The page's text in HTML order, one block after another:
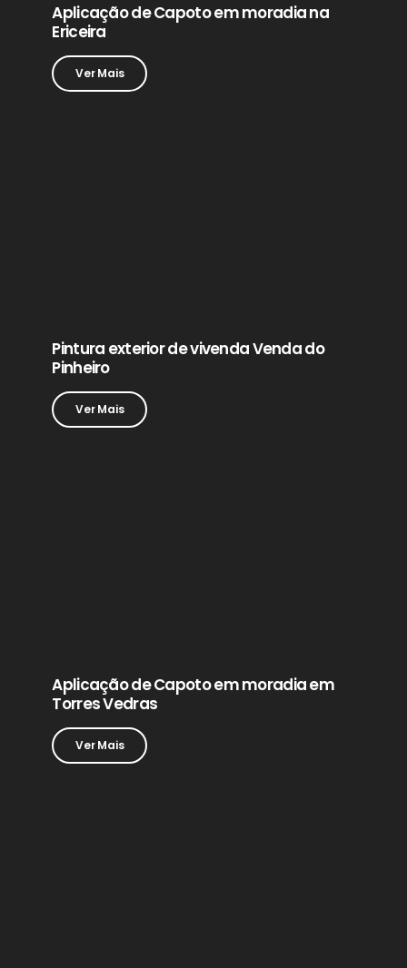
Aplicação de Capoto em moradia na
Ericeira
Ver Mais
Pintura exterior de vivenda Venda do
Pinheiro
Ver Mais
Aplicação de Capoto em moradia em
Torres Vedras
Ver Mais